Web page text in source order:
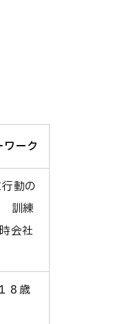
ーク
動の
訓練
会社
８歳